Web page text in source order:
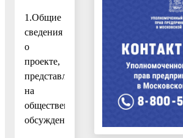
1.Общие
сведения
о
проекте,
представленном
на
общественные
обсуждения: